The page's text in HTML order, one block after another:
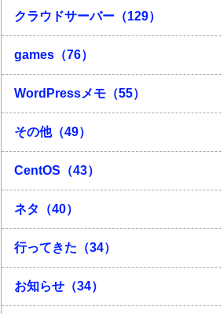
クラウドサーバー（129）
games（76）
WordPressメモ（55）
その他（49）
CentOS（43）
ネタ（40）
行ってきた（34）
お知らせ（34）